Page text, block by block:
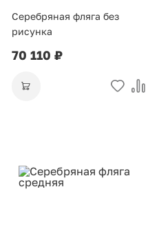
Серебряная фляга без
рисунка
70 110 ₽